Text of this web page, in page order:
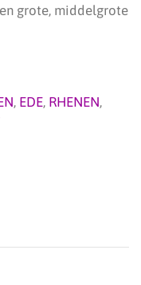
grote, middelgrote
, EDE, RHENEN,